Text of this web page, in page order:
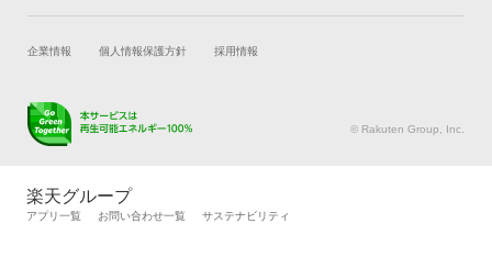
コーティングとは コーティング診断
よくある質問
試乗・商談 新車購入
キズ修理予約
メンテナンス管理
タイヤ交換サービス
自動車カタログ 自動車保険
企業情報 個人情報保護方針 採用情報
© Rakuten Group, Inc.
楽天グループ
アプリ一覧 お問い合わせ一覧 サステナビリティ